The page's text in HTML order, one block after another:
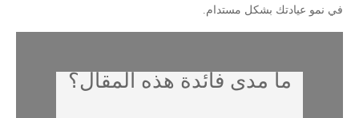
في نمو عيادتك بشكل مستدام.
ما مدى فائدة هذه المقال؟